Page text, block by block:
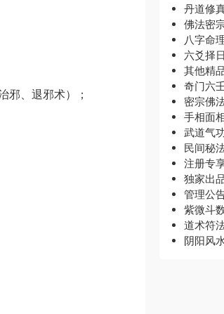
邪、退邪术）；
丹道修
佛法密
八字命
六爻择日
其他精
奇门六
密宗佛
手相面
武道气
民间秘
注册专
独家出
管理公
紫微斗
道术符
阴阳风